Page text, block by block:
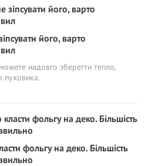
його, варто
надовго зберегти тепло,
пуховика.
фольгу на деко. Більшість